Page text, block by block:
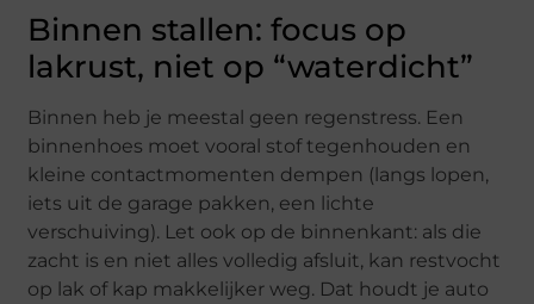
Binnen stallen: focus op
lakrust, niet op “waterdicht”
Binnen heb je meestal geen regenstress. Een
binnenhoes moet vooral stof tegenhouden en
kleine contactmomenten dempen (langs lopen,
iets uit de garage pakken, een lichte
verschuiving). Let ook op de binnenkant: als die
zacht is en niet alles volledig afsluit, kan restvocht
op lak of kap makkelijker weg. Dat houdt je auto